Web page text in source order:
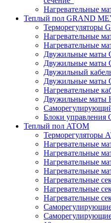
Нагревательные
Теплый пол GRAND
Терморегуляторы
Нагревательные
Нагревательные
Двужильные маты
Двужильные маты
Двужильный
Двужильные маты
Нагревательные
Двужильные маты
Блоки управления
Теплый пол ATOM
Терморегуляторы
Нагревательные
Нагревательные
Нагревательные
Нагревательные
Нагревательные
Нагревательные
Нагревательные